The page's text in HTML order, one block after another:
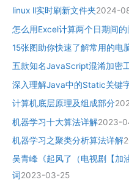
linux ll实时刷新文件夹2024-
怎么用Excel计算两个日期间的
15张图助你快速了解常用的电
五款知名JavaScript混淆加密
深入理解Java中的Static关键
计算机底层原理及组成部分
机器学习十大算法详解2023-
机器学习之聚类分析算法详解
吴青峰《起风了（电视剧【加
词2023-03-25